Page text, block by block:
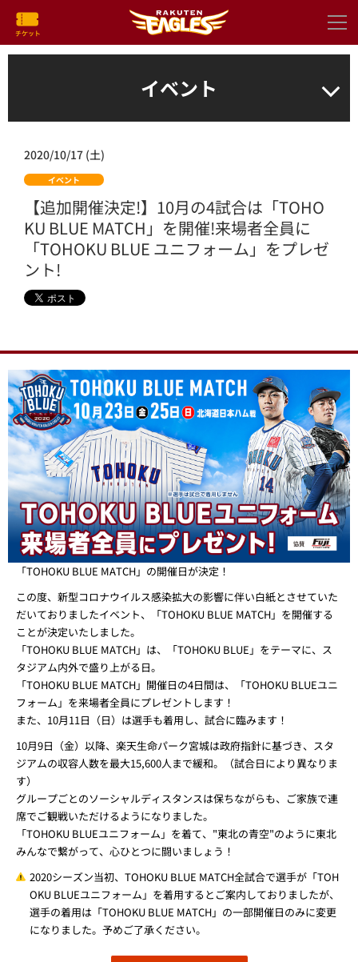
イベント
2020/10/17 (土)
イベント
【追加開催決定!】10月の4試合は「TOHO
KU BLUE MATCH」を開催!来場者全員に
「TOHOKU BLUE ユニフォーム」をプレゼ
ント!
「TOHOKU BLUE MATCH」の開催日が決定！
この度、新型コロナウイルス感染拡大の影響に伴い白紙とさせていた
だいておりましたイベント、「TOHOKU BLUE MATCH」を開催する
ことが決定いたしました。
「TOHOKU BLUE MATCH」は、「TOHOKU BLUE」をテーマに、ス
タジアム内外で盛り上がる日。
「TOHOKU BLUE MATCH」開催日の4日間は、「TOHOKU BLUEユニ
フォーム」を来場者全員にプレゼントします！
また、10月11日（日）は選手も着用し、試合に臨みます！
10月9日（金）以降、楽天生命パーク宮城は政府指針に基づき、スタ
ジアムの収容人数を最大15,600人まで緩和。（試合日により異なりま
す）
グループごとのソーシャルディスタンスは保ちながらも、ご家族で連
席でご観戦いただけるようになりました。
「TOHOKU BLUEユニフォーム」を着て、"東北の青空"のように東北
みんなで繋がって、心ひとつに闘いましょう！
2020シーズン当初、TOHOKU BLUE MATCH全試合で選手が「TOH
OKU BLUEユニフォーム」を着用するとご案内しておりましたが、
選手の着用は「TOHOKU BLUE MATCH」の一部開催日のみに変更
になりました。予めご了承ください。